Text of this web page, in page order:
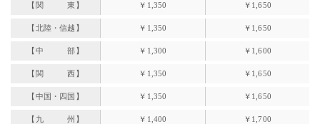
【関 東】 ￥1,350 ￥1,650
【北陸・信越】 ￥1,350 ￥1,650
【中 部】 ￥1,300 ￥1,600
【関 西】 ￥1,350 ￥1,650
【中国・四国】 ￥1,350 ￥1,650
【九 州】 ￥1,400 ￥1,700